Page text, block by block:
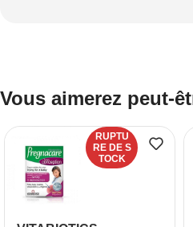
Vous aimerez peut-
RUPTU
RE DE S
TOCK